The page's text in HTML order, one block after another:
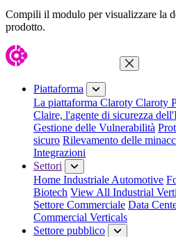
Compili il modulo per visualizzare la
prodotto.
Chiudi menu
Piattaforma
La piattaforma Claroty Claroty
Claire, l'agente di sicurezza
Gestione delle Vulnerabilità
sicuro Rilevamento delle
Integrazioni
Settori
Home Industriale Automotive
Biotech View All Industrial
Settore Commerciale Data
Commercial Verticals
Settore pubblico